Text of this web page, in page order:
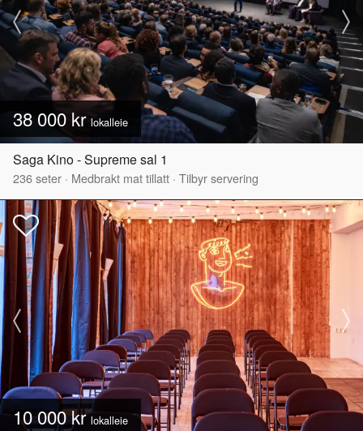
38 000 kr lokalleie
Saga Kino - Supreme sal 1
236seter · Medbrakt mat tillatt · Tilbyr servering
10 000 krlokalleie